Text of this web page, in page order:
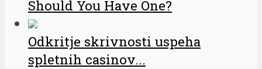
Should You Have One?
Odkritje skrivnosti uspeha
spletnih casinov...